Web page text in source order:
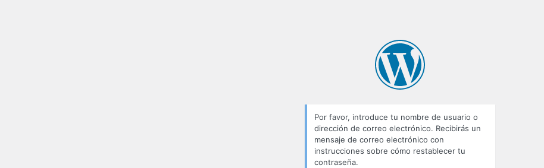
Por favor, introduce tu nombre de usuario o
dirección de correo electrónico. Recibirás un
mensaje de correo electrónico con
instrucciones sobre cómo restablecer tu
contraseña.